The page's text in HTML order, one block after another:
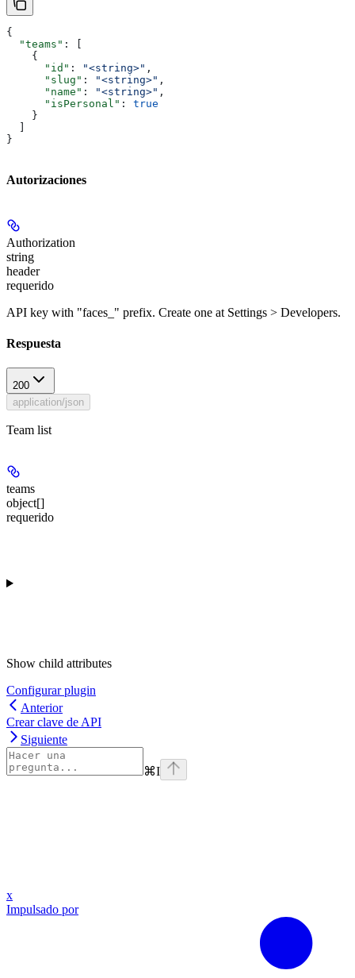
{
  "teams"
: [
    {
      "id"
: "<string>" ,
      "slug"
: "<string>" ,
      "name"
: "<string>" ,
      "isPersonal"
: true
    }
}
Autorizaciones
Authorization
string
header
requerido
API key with "faces_" prefix. Create one at Settings > Developers.
Respuesta
200
application/json
Team list
teams
object[]
requerido
Show child attributes
Configurar plugin
Anterior
Crear clave de API
Siguiente
⌘I
x
Impulsado por